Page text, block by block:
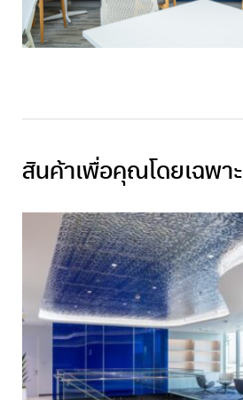
สินค้าเพื่อคุณโดยเฉพาะ